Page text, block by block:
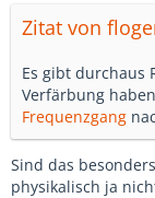
Zitat von
Es gibt durchaus
Verfärbung
Frequenzgang
Sind das
physikalisch ja